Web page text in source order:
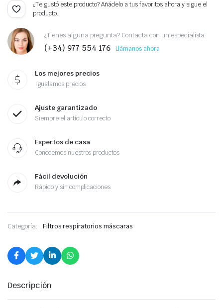
¿Te gustó este producto? Añádelo a tus favoritos ahora y sigue el
producto.
¿Tienes alguna pregunta? Contacta con un especialista
(+34) 977 554 176 Llámanos ahora
Los mejores precios
Igualamos precios
Ajuste garantizado
Siempre el artículo correcto
Expertos de casa
Conocemos nuestros productos
Fácil devolución
Rápido y sin complicaciones
Categoría: Filtros respiratorios máscaras
Descripción